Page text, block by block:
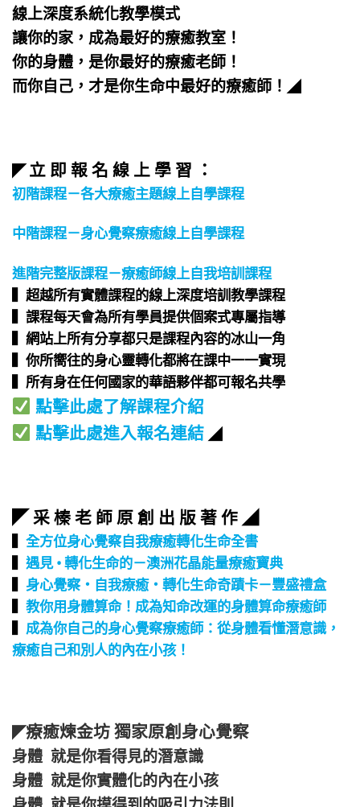
線上深度系統化教學模式
讓你的家，成為最好的療癒教室！
你的身體，是你最好的療癒老師！
而你自己，才是你生命中最好的療癒師！ ◢
◤立 即 報 名 線 上 學 習 ：
初階課程－各大療癒主題線上自學課程
中階課程－身心覺察療癒線上自學課程
進階完整版課程－療癒師線上自我培訓課程
▍超越所有實體課程的線上深度培訓教學課程​
▍課程每天會為所有學員提供個案式專屬指導​
▍網站上所有分享都只是課程內容的冰山一角​
▍你所嚮往的身心靈轉化都將在課中一一實現​
▍所有身在任何國家的華語夥伴都可報名共學​
點擊此處了解課程介紹
點擊此處進入報名連結 ◢
◤ 采 榛 老 師 原 創 出 版 著 作 ◢
▍ 全方位身心覺察自我療癒轉化生命全書
▍ 遇見 • 轉化生命的－澳洲花晶能量療癒寶典
▍ 身心覺察‧自我療癒‧轉化生命奇蹟卡－豐盛禮盒
▍ 教你用身體算命！成為知命改運的身體算命療癒師
▍ 成為你自己的身心覺察療癒師：從身體看懂潛意識，
療癒自己和別人的內在小孩！
◤療癒煉金坊 獨家原創身心覺察
身體 就是你看得見的潛意識
身體 就是你實體化的內在小孩